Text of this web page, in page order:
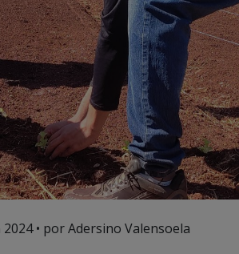
2024• por Adersino Valensoela